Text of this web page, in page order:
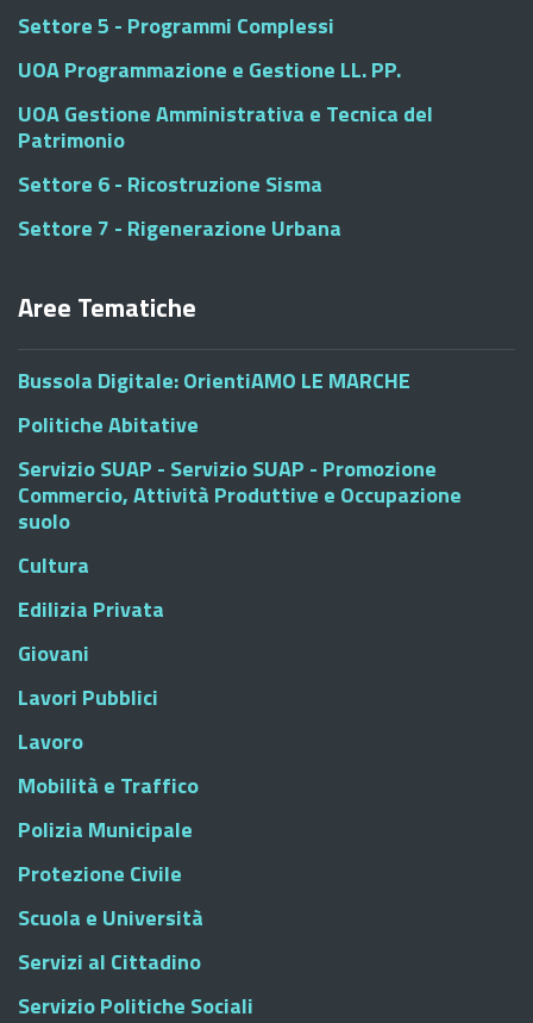
Settore 5 - Programmi Complessi
UOA Programmazione e Gestione LL. PP.
UOA Gestione Amministrativa e Tecnica del
Patrimonio
Settore 6 - Ricostruzione Sisma
Settore 7 - Rigenerazione Urbana
Aree Tematiche
Bussola Digitale: OrientiAMO LE MARCHE
Politiche Abitative
Servizio SUAP - Servizio SUAP - Promozione
Commercio, Attività Produttive e Occupazione
suolo
Cultura
Edilizia Privata
Giovani
Lavori Pubblici
Lavoro
Mobilità e Traffico
Polizia Municipale
Protezione Civile
Scuola e Università
Servizi al Cittadino
Servizio Politiche Sociali